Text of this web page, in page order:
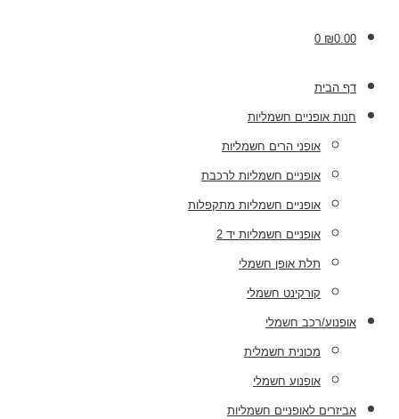
₪0.00
0
דף הבית
חנות אופניים חשמליות
אופני הרים חשמליות
אופניים חשמליות לרכבת
אופניים חשמליות מתקפלות
אופניים חשמליות יד 2
תלת אופן חשמלי
קורקינט חשמלי
אופנוע/רכב חשמלי
מכונית חשמלית
אופנוע חשמלי
אביזרים לאופניים חשמליות